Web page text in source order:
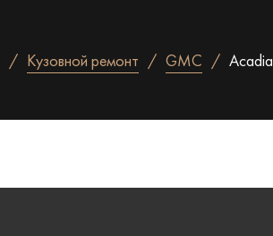
Кузовной ремонт GMC Acadia